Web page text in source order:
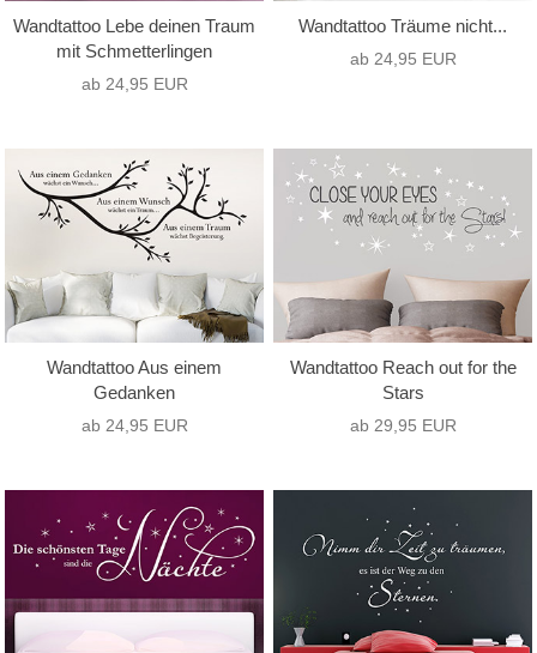
Wandtattoo Lebe deinen Traum
mit Schmetterlingen
ab 24,95 EUR
Wandtattoo Träume nicht...
ab 24,95 EUR
Wandtattoo Aus einem
Gedanken
ab 24,95 EUR
Wandtattoo Reach out for the
Stars
ab 29,95 EUR